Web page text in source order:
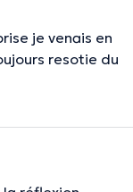
je venais en
resotie du